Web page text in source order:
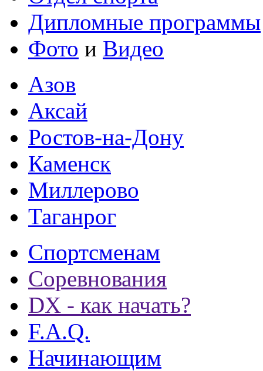
Дипломные программы
Фото и Видео
Азов
Аксай
Ростов-на-Дону
Каменск
Миллерово
Таганрог
Спортсменам
Соревнования
DX - как начать?
F.A.Q.
Начинающим